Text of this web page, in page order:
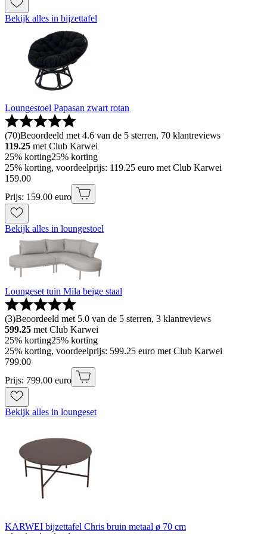
Bekijk alles in bijzettafel
Loungestoel Papasan zwart rotan
(70)Beoordeeld met 4.6 van de 5 sterren, 70 klantreviews
119.25 met Club Karwei
25% korting25% korting
25% korting, voordeelprijs: 119.25 euro met Club Karwei
159.00
Prijs: 159.00 euro
Bekijk alles in loungestoel
Loungeset tuin Mila beige staal
(3)Beoordeeld met 5.0 van de 5 sterren, 3 klantreviews
599.25 met Club Karwei
25% korting25% korting
25% korting, voordeelprijs: 599.25 euro met Club Karwei
799.00
Prijs: 799.00 euro
Bekijk alles in loungeset
KARWEI bijzettafel Chris bruin metaal ø 70 cm